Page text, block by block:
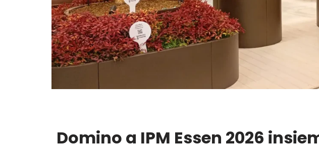
Domino a IPM Essen 2026